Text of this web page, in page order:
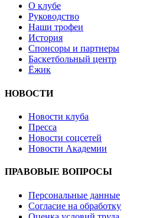
О клубе
Руководство
Наши трофеи
История
Спонсоры и партнеры
Баскетбольный центр
Ёжик
НОВОСТИ
Новости клуба
Пресса
Новости соцсетей
Новости Академии
ПРАВОВЫЕ ВОПРОСЫ
Персональные данные
Согласие на обработку